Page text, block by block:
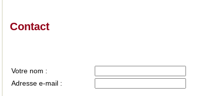
Contact
Votre nom :
Adresse e-mail :